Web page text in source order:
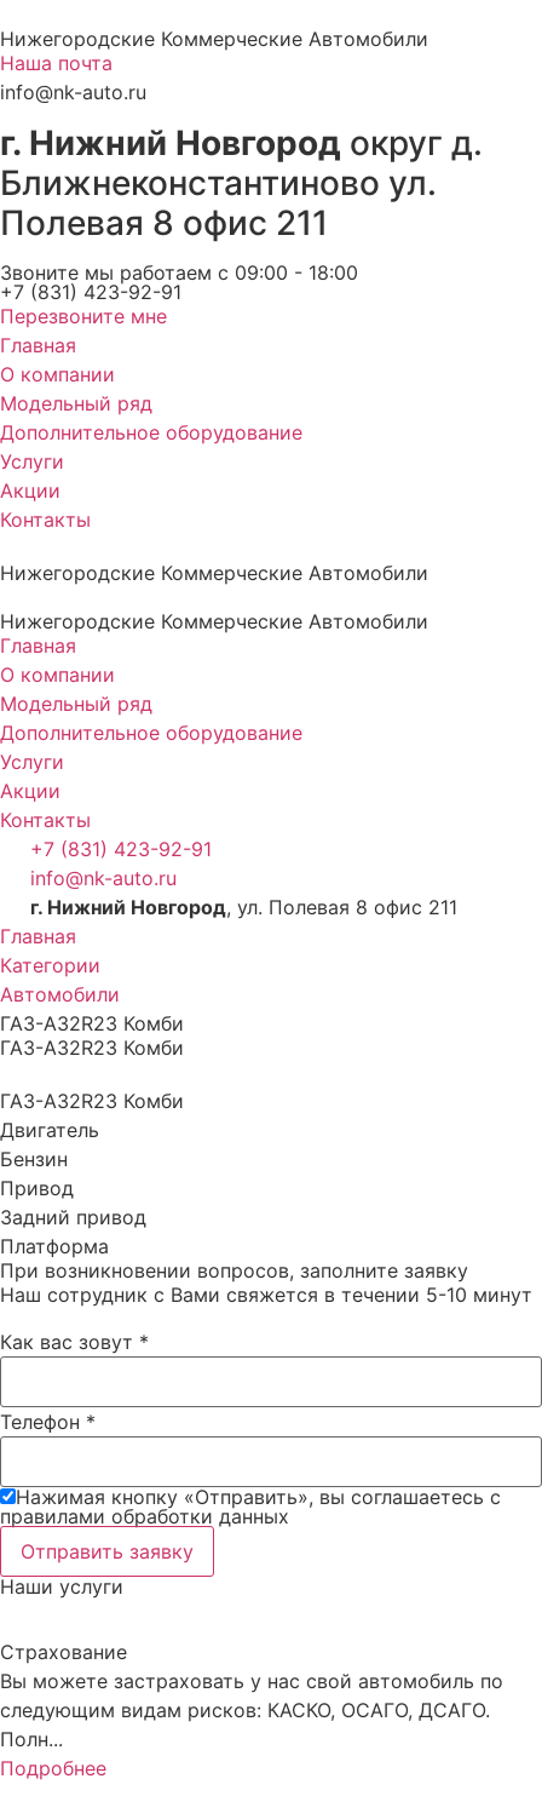
к
содержимому
Нижегородские Коммерческие Автомобили
Наша почта
info@nk-auto.ru
г. Нижний Новгород округ д.
Ближнеконстантиново ул.
Полевая 8 офис 211
Звоните мы работаем c 09:00 - 18:00
+7 (831) 423-92-91
Перезвоните мне
Главная
О компании
Модельный ряд
Дополнительное оборудование
Услуги
Акции
Контакты
Нижегородские Коммерческие Автомобили
Нижегородские Коммерческие Автомобили
Главная
О компании
Модельный ряд
Дополнительное оборудование
Услуги
Акции
Контакты
+7 (831) 423-92-91
info@nk-auto.ru
г. Нижний Новгород, ул. Полевая 8 офис 211
Главная
Категории
Автомобили
ГАЗ-А32R23 Комби
ГАЗ-А32R23 Комби
ГАЗ-А32R23 Комби
Двигатель
Бензин
Привод
Задний привод
Платформа
При возникновении вопросов, заполните заявку
Наш сотрудник с Вами свяжется в течении 5-10 минут
Как вас зовут *
Телефон *
Нажимая кнопку «Отправить», вы соглашаетесь c
правилами обработки данных
Отправить заявку
Наши услуги
Страхование
Вы можете застраховать у нас свой автомобиль по
следующим видам рисков: КАСКО, ОСАГО, ДСАГО.
Полн...
Подробнее